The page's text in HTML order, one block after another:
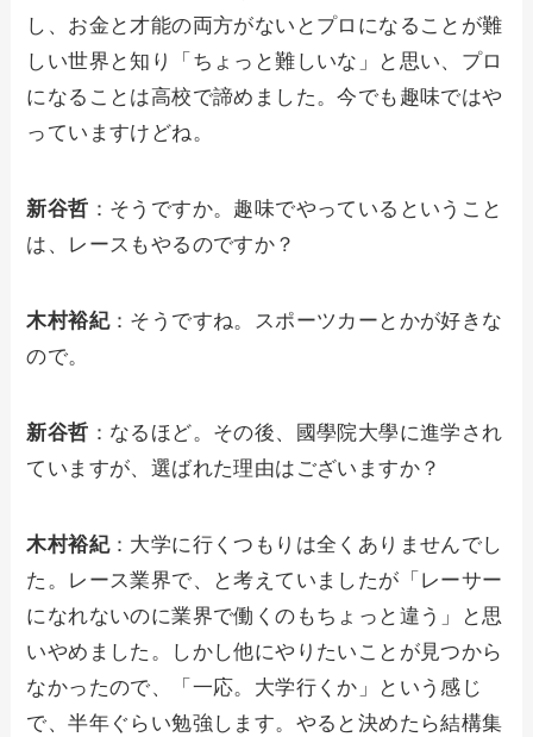
し、お金と才能の両方がないとプロになることが難
しい世界と知り「ちょっと難しいな」と思い、プロ
になることは高校で諦めました。今でも趣味ではや
っていますけどね。
新谷哲 ：そうですか。趣味でやっているということ
は、レースもやるのですか？
木村裕紀：そうですね。スポーツカーとかが好きな
ので。
新谷哲 ：なるほど。その後、國學院大學に進学され
ていますが、選ばれた理由はございますか？
木村裕紀：大学に行くつもりは全くありませんでし
た。レース業界で、と考えていましたが「レーサー
になれないのに業界で働くのもちょっと違う」と思
いやめました。しかし他にやりたいことが見つから
なかったので、「一応。大学行くか」という感じ
で、半年ぐらい勉強します。やると決めたら結構集